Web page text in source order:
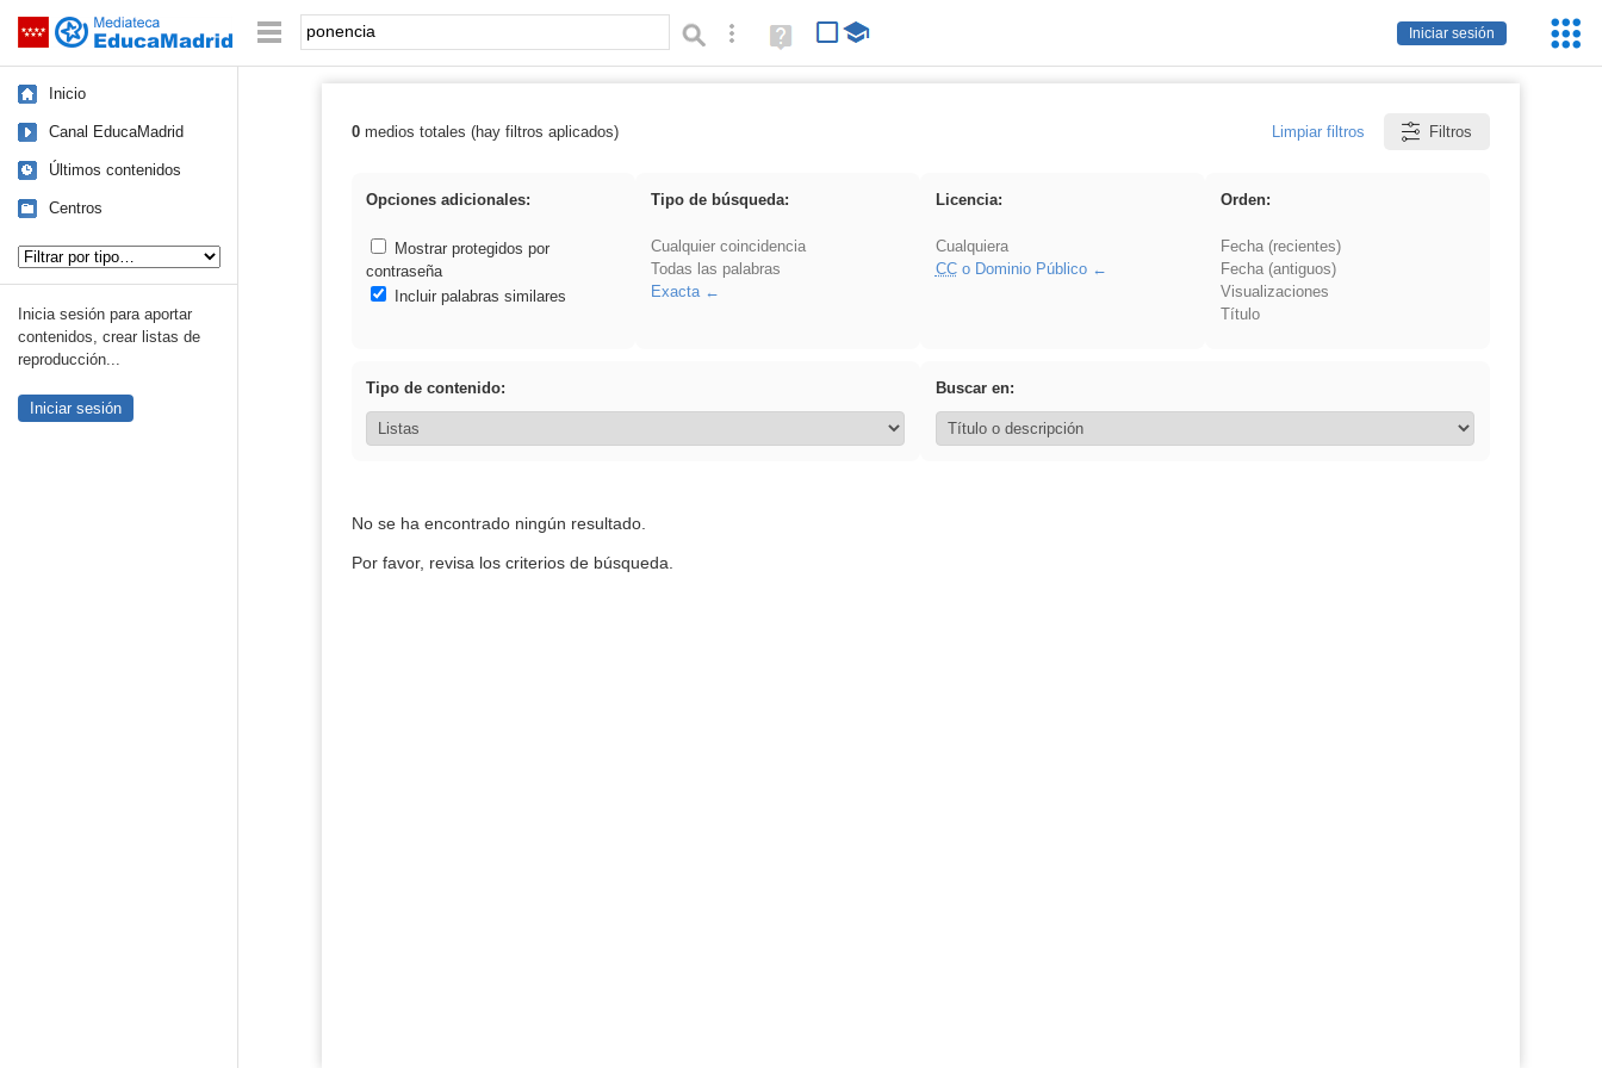
Saltar navegación
Iniciar sesión
Palabra o frase: Búsqueda avanzada
Ayuda
(en
Inicio
Canal EducaMadrid
Últimos contenidos
Centros
Inicia sesión para aportar
contenidos, crear listas de
reproducción...
Iniciar sesión
Resultados de: ponencia
0medios totales (hay filtros aplicados) Limpiar filtros Filtros
Opciones adicionales:
Mostrar protegidos por
contraseña
Incluir palabras similares
Tipo de búsqueda:
Cualquier coincidencia
Todas las palabras
Exacta
Licencia:
Cualquiera
CCo Dominio Público
Orden:
Fecha (recientes)
Fecha (antiguos)
Visualizaciones
Título
Tipo de contenido: Buscar en:
No se ha encontrado ningún resultado.
Por favor, revisa los criterios de búsqueda.